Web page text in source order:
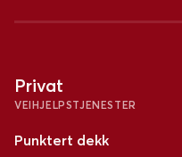
Privat
VEIHJELPSTJENESTER
Punktert dekk